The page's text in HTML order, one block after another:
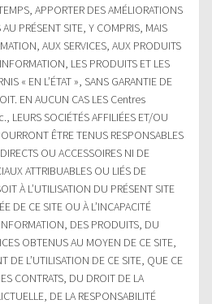
APPORTER DES AMÉLIORATIONS
PRÉSENT SITE, Y COMPRIS, MAIS
AUX SERVICES, AUX PRODUITS
LES PRODUITS ET LES
« EN L’ÉTAT », SANS GARANTIE DE
EN AUCUN CAS LES Centres
SOCIÉTÉS AFFILIÉES ET/OU
ÊTRE TENUS RESPONSABLES
OU ACCESSOIRES NI DE
ATTRIBUABLES OU LIÉS DE
À L’UTILISATION DU PRÉSENT SITE
DE CE SITE OU À L’INCAPACITÉ
DES PRODUITS, DU
OBTENUS AU MOYEN DE CE SITE,
DE L’UTILISATION DE CE SITE, QUE CE
CONTRATS, DU DROIT DE LA
DE LA RESPONSABILITÉ